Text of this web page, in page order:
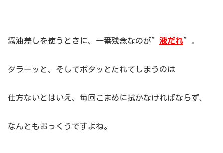
醤油差しを使うときに、一番残念なのが” 液だれ”。
ダラーッと、そしてポタッとたれてしまうのは
仕方ないとはいえ、毎回こまめに拭かなければならず、
なんともおっくうですよね。